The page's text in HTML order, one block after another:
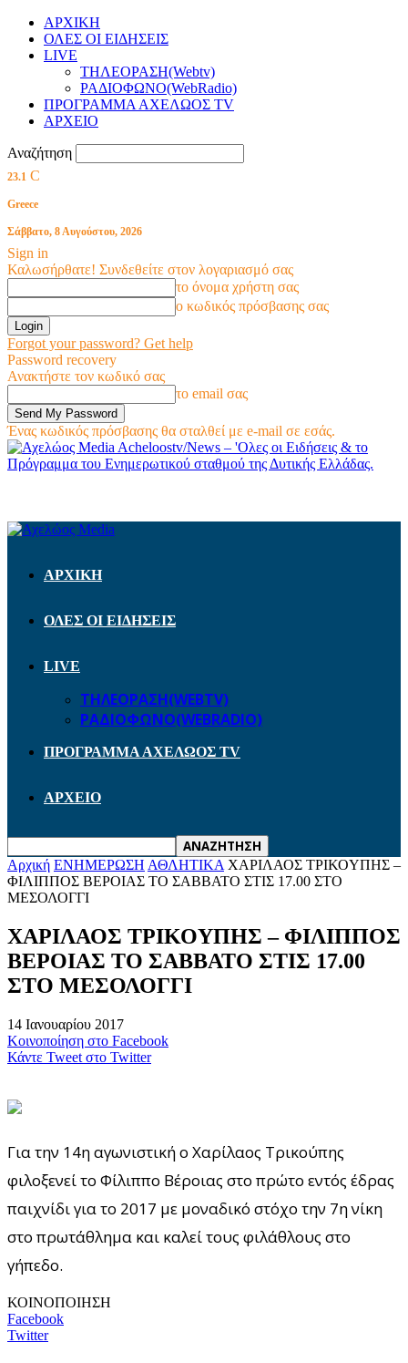
ΑΡΧΙΚΗ
ΟΛΕΣ ΟΙ ΕΙΔΗΣΕΙΣ
LIVE
ΤΗΛΕΟΡΑΣΗ(Webtv)
ΡΑΔΙΟΦΩΝΟ(WebRadio)
ΠΡΟΓΡΑΜΜΑ ΑΧΕΛΩΟΣ TV
ΑΡΧΕΙΟ
Αναζήτηση
23.1 C
Greece
Σάββατο, 8 Αυγούστου, 2026
Sign in
Καλωσήρθατε! Συνδεθείτε στον λογαριασμό σας
το όνομα χρήστη σας
ο κωδικός πρόσβασης σας
Forgot your password? Get help
Password recovery
Ανακτήστε τον κωδικό σας
το email σας
Ένας κωδικός πρόσβασης θα σταλθεί με e-mail σε εσάς.
Acheloostv/News – 'Ολες οι Ειδήσεις & το
Πρόγραμμα του Ενημερωτικού σταθμού της Δυτικής Ελλάδας.
ΑΡΧΙΚΗ
ΟΛΕΣ ΟΙ ΕΙΔΗΣΕΙΣ
LIVE
ΤΗΛΕΟΡΑΣΗ(WEBTV)
ΡΑΔΙΟΦΩΝΟ(WEBRADIO)
ΠΡΟΓΡΑΜΜΑ ΑΧΕΛΩΟΣ TV
ΑΡΧΕΙΟ
Αρχική ΕΝΗΜΕΡΩΣΗ ΑΘΛΗΤΙΚΑ ΧΑΡΙΛΑΟΣ ΤΡΙΚΟYΠΗΣ –
ΦΙΛΙΠΠΟΣ ΒΕΡΟΙΑΣ TO ΣΑΒΒΑΤΟ ΣΤΙΣ 17.00 ΣΤΟ
ΜΕΣΟΛΟΓΓΙ
ΧΑΡΙΛΑΟΣ ΤΡΙΚΟYΠΗΣ – ΦΙΛΙΠΠΟΣ
ΒΕΡΟΙΑΣ TO ΣΑΒΒΑΤΟ ΣΤΙΣ 17.00
ΣΤΟ ΜΕΣΟΛΟΓΓΙ
14 Ιανουαρίου 2017
Κοινοποίηση στο Facebook
Κάντε Tweet στο Twitter
Για την 14η αγωνιστική ο Χαρίλαος Τρικούπης
φιλοξενεί το Φίλιππο Βέροιας στο πρώτο εντός έδρας
παιχνίδι για το 2017 με μοναδικό στόχο την 7η νίκη
στο πρωτάθλημα και καλεί τους φιλάθλους στο
γήπεδο.
ΚΟΙΝΟΠΟΙΗΣΗ
Facebook
Twitter